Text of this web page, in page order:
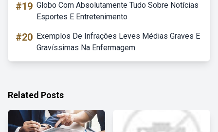
#19 Globo Com Absolutamente Tudo Sobre Notícias
Esportes E Entretenimento
#20 Exemplos De Infrações Leves Médias Graves E
Gravíssimas Na Enfermagem
Related Posts